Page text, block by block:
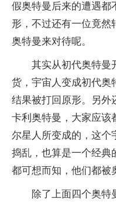
假奥特曼后来的遭遇都
形，不过还有一位竟然
奥特曼来对待呢。
其实从初代奥特曼
货，宇宙人变成初代奥
结果被打回原形。另外
卡利奥特曼，大家应该
尔星人所变成的，这个
捣乱，也算是一个经典
都可想而知，他们都被
除了上面四个奥特